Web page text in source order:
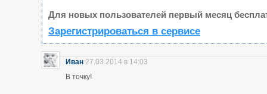
Для новых пользователей первый месяц
Зарегистрироваться в сервисе
Иван 27.03.2014 в 14:03
В точку!